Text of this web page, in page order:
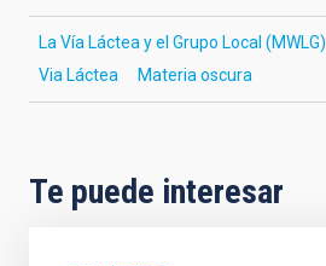
La Vía Láctea y el Grupo Local (MWLG)
Via Láctea
Materia oscura
Te puede interesar